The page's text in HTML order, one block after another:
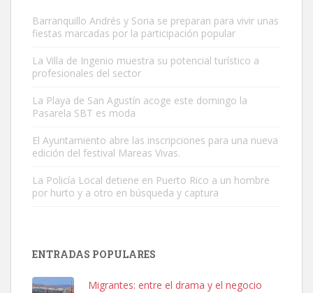
Busco adopción responsable para mi perra. Pastor alemán,
Leales.org » Gran Canaria
6.7.2025
SHIBA PERDIDO AVDA JOSE MESA Y LOPEZ
06/07/2025 ZONA MESA Y LOPEZ. ES MUY ASUSTADIZO
Barranquillo Andrés y Soria se preparan para vivir unas
fiestas marcadas por la participación popular
La Villa de Ingenio muestra su potencial turístico a
profesionales del sector
La Playa de San Agustín acoge este domingo la
Pasarela SBT es moda
El Ayuntamiento abre las inscripciones para una nueva
edición del festival Mareas Vivas.
La Policía Local detiene en Puerto Rico a un hombre
por hurto y a otro en búsqueda y captura
ENTRADAS POPULARES
Migrantes: entre el drama y el negocio